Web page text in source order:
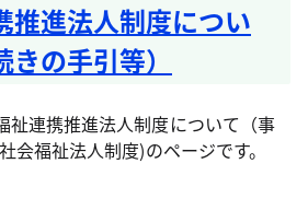
推進法人制度につい
の手引等）
祉連携推進法人制度について（事
会福祉法人制度)のページです。